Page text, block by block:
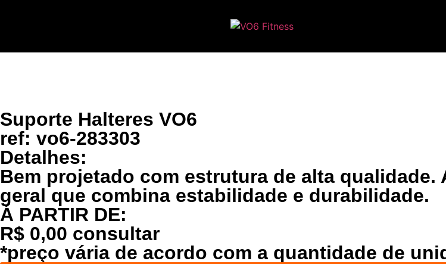
Suporte Halteres VO6
ref: vo6-283303
Detalhes:
Bem projetado com estrutura de alta qualidade.
geral que combina estabilidade e durabilidade.
Á PARTIR DE:
R$ 0,00 consultar
*preço vária de acordo com a quantidade de